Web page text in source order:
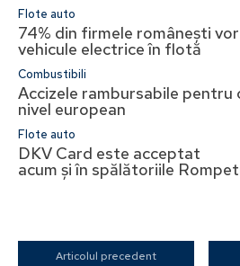
Flote auto
74% din firmele românești
vehicule electrice în flotă
Combustibili
Accizele rambursabile pentru
nivel european
Flote auto
DKV Card este acceptat
acum și în spălătoriile
Articolul precedent